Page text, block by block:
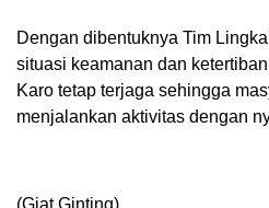
Dengan dibentuknya Tim
situasi keamanan dan
Karo tetap terjaga sehingga
menjalankan aktivitas dengan
(Giat Ginting)